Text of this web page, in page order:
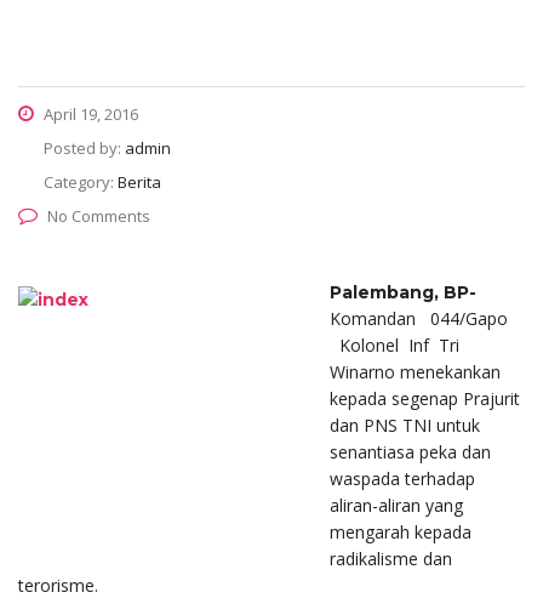
April 19, 2016
Posted by: admin
Category: Berita
No Comments
Palembang, BP-
Komandan 044/Gapo
Kolonel Inf Tri
Winarno menekankan
kepada segenap Prajurit
dan PNS TNI untuk
senantiasa peka dan
waspada terhadap
aliran-aliran yang
mengarah kepada
radikalisme dan
terorisme.